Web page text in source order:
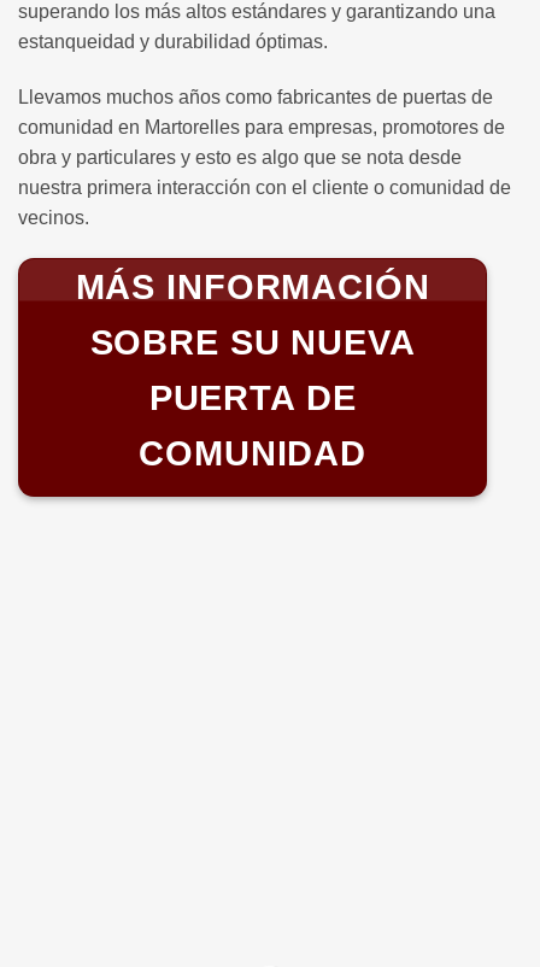
superando los más altos estándares y garantizando una
estanqueidad y durabilidad óptimas.
Llevamos muchos años como fabricantes de puertas de
comunidad en Martorelles para empresas, promotores de
obra y particulares y esto es algo que se nota desde
nuestra primera interacción con el cliente o comunidad de
vecinos.
MÁS INFORMACIÓN
SOBRE SU NUEVA
PUERTA DE
COMUNIDAD